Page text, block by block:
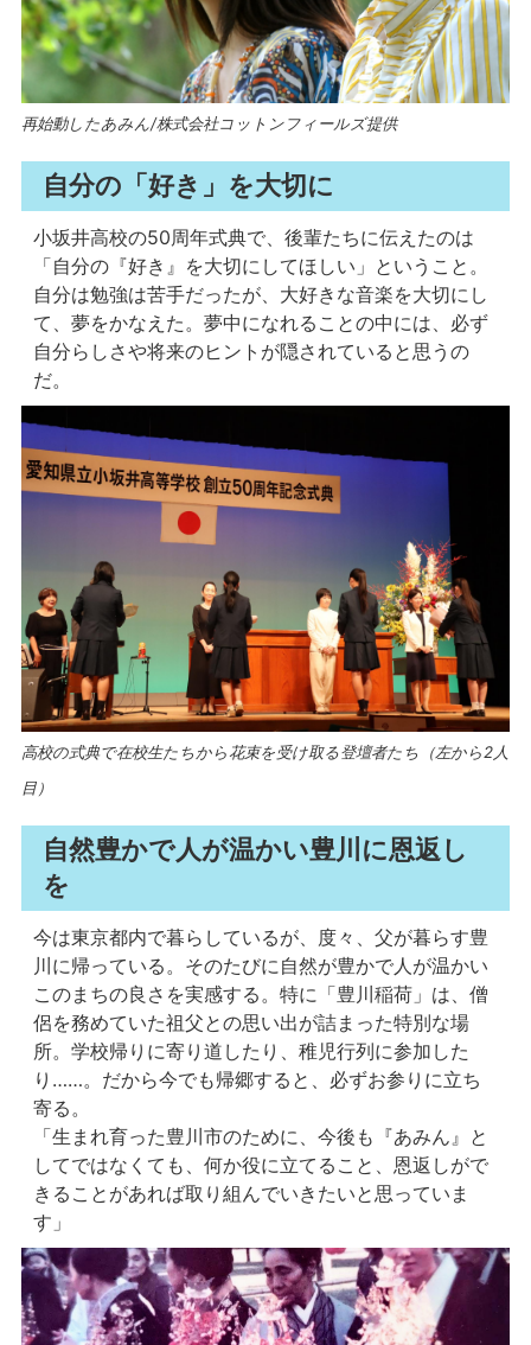
再始動したあみん/株式会社コットンフィールズ提供
自分の「好き」を大切に
小坂井高校の50周年式典で、後輩たちに伝えたのは
「自分の『好き』を大切にしてほしい」ということ。
自分は勉強は苦手だったが、大好きな音楽を大切にし
て、夢をかなえた。夢中になれることの中には、必ず
自分らしさや将来のヒントが隠されていると思うの
だ。
高校の式典で在校生たちから花束を受け取る登壇者たち（左から2人
目）
自然豊かで人が温かい豊川に恩返し
を
今は東京都内で暮らしているが、度々、父が暮らす豊
川に帰っている。そのたびに自然が豊かで人が温かい
このまちの良さを実感する。特に「豊川稲荷」は、僧
侶を務めていた祖父との思い出が詰まった特別な場
所。学校帰りに寄り道したり、稚児行列に参加した
り……。だから今でも帰郷すると、必ずお参りに立ち
寄る。
「生まれ育った豊川市のために、今後も『あみん』と
してではなくても、何か役に立てること、恩返しがで
きることがあれば取り組んでいきたいと思っていま
す」